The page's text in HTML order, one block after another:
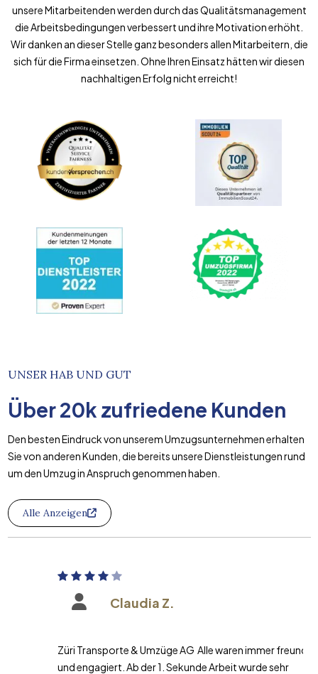
unsere Mitarbeitenden werden durch das Qualitätsmanagement
die Arbeitsbedingungen verbessert und ihre Motivation erhöht.
Wir danken an dieser Stelle ganz besonders allen Mitarbeitern, die
sich für die Firma einsetzen. Ohne Ihren Einsatz hätten wir diesen
nachhaltigen Erfolg nicht erreicht!
UNSER HAB UND GUT
Über20k zufriedene Kunden
Den besten Eindruck von unserem Umzugsunternehmen erhalten
Sie von anderen Kunden, die bereits unsere Dienstleistungen rund
um den Umzug in Anspruch genommen haben.
Alle Anzeigen
Claudia Z.
Züri Transporte & Umzüge AG Alle waren immer freundlich
und engagiert. Ab der 1. Sekunde Arbeit wurde sehr